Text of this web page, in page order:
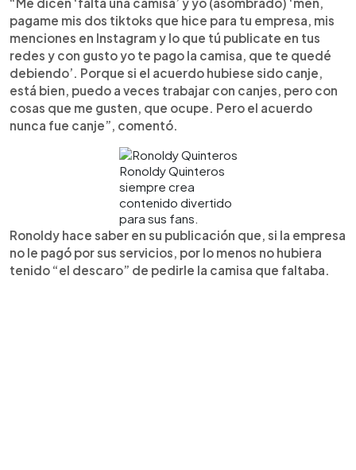
pagame mis dos tiktoks que hice para tu empresa, mis
menciones en Instagram y lo que tú publicate en tus
redes y con gusto yo te pago la camisa, que te quedé
debiendo’. Porque si el acuerdo hubiese sido canje,
está bien, puedo a veces trabajar con canjes, pero con
cosas que me gusten, que ocupe. Pero el acuerdo
nunca fue canje”, comentó.
Ronoldy Quinteros
siempre crea
contenido divertido
para sus fans.
Ronoldy hace saber en su publicación que, si la empresa
no le pagó por sus servicios, por lo menos no hubiera
tenido “el descaro” de pedirle la camisa que faltaba.